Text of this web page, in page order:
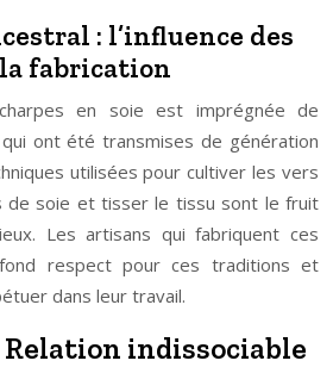
: l’influence des
fabrication
en soie est imprégnée de
ont été transmises de génération
utilisées pour cultiver les vers
de soie et tisser le tissu sont le fruit
Les artisans qui fabriquent ces
respect pour ces traditions et
dans leur travail.
Relation indissociable